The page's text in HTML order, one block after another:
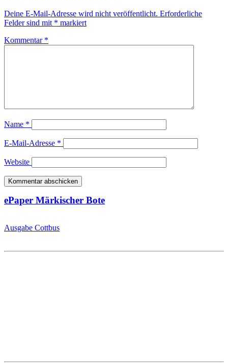
Deine E-Mail-Adresse wird nicht veröffentlicht. Erforderliche
Felder sind mit * markiert
Kommentar *
Name *
E-Mail-Adresse *
Website
ePaper Märkischer Bote
Ausgabe Cottbus